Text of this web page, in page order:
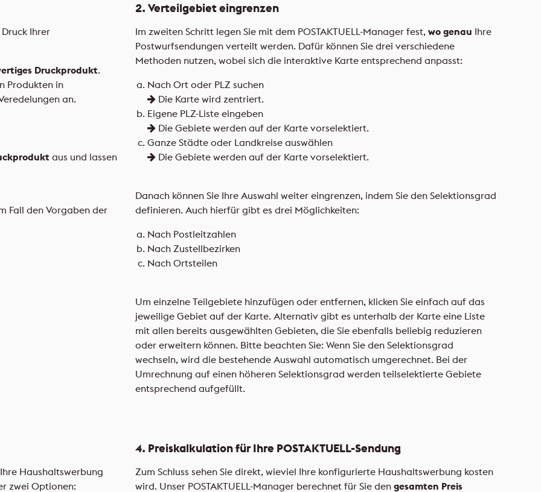
Ihrer
Druckprodukt.
Produkten in
an.
aus und lassen
Fall den Vorgaben der
2. Verteilgebiet eingrenzen
Im zweiten Schritt legen Sie mit dem POSTAKTUELL-Manager fest, wo genau Ihre
Postwurfsendungen verteilt werden. Dafür können Sie drei verschiedene
Methoden nutzen, wobei sich die interaktive Karte entsprechend anpasst:
Nach Ort oder PLZ suchen
Die Karte wird zentriert.
Eigene PLZ-Liste eingeben
Die Gebiete werden auf der Karte vorselektiert.
Ganze Städte oder Landkreise auswählen
Die Gebiete werden auf der Karte vorselektiert.
Danach können Sie Ihre Auswahl weiter eingrenzen, indem Sie den Selektionsgrad
definieren. Auch hierfür gibt es drei Möglichkeiten:
Nach Postleitzahlen
Nach Zustellbezirken
Nach Ortsteilen
Um einzelne Teilgebiete hinzufügen oder entfernen, klicken Sie einfach auf das
jeweilige Gebiet auf der Karte. Alternativ gibt es unterhalb der Karte eine Liste
mit allen bereits ausgewählten Gebieten, die Sie ebenfalls beliebig reduzieren
oder erweitern können. Bitte beachten Sie: Wenn Sie den Selektionsgrad
wechseln, wird die bestehende Auswahl automatisch umgerechnet. Bei der
Umrechnung auf einen höheren Selektionsgrad werden teilselektierte Gebiete
entsprechend aufgefüllt.
Ihre Haushaltswerbung
zwei Optionen:
4. Preiskalkulation für Ihre POSTAKTUELL-Sendung
Zum Schluss sehen Sie direkt, wieviel Ihre konfigurierte Haushaltswerbung kosten
wird. Unser POSTAKTUELL-Manager berechnet für Sie den gesamten Preis